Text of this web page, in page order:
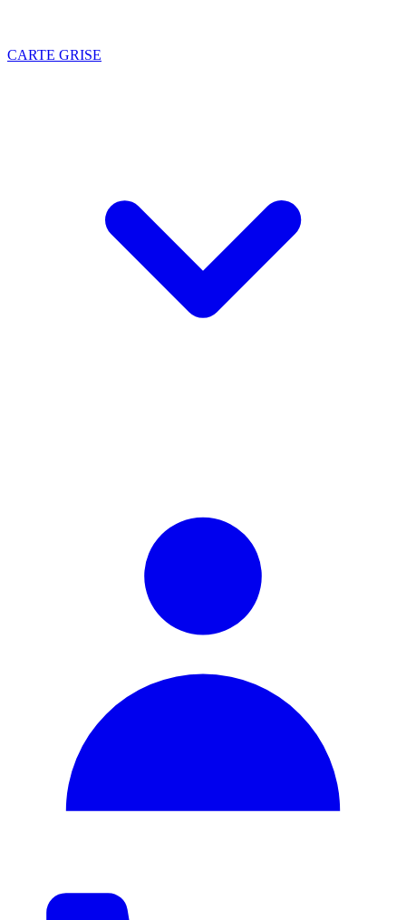
CARTE GRISE